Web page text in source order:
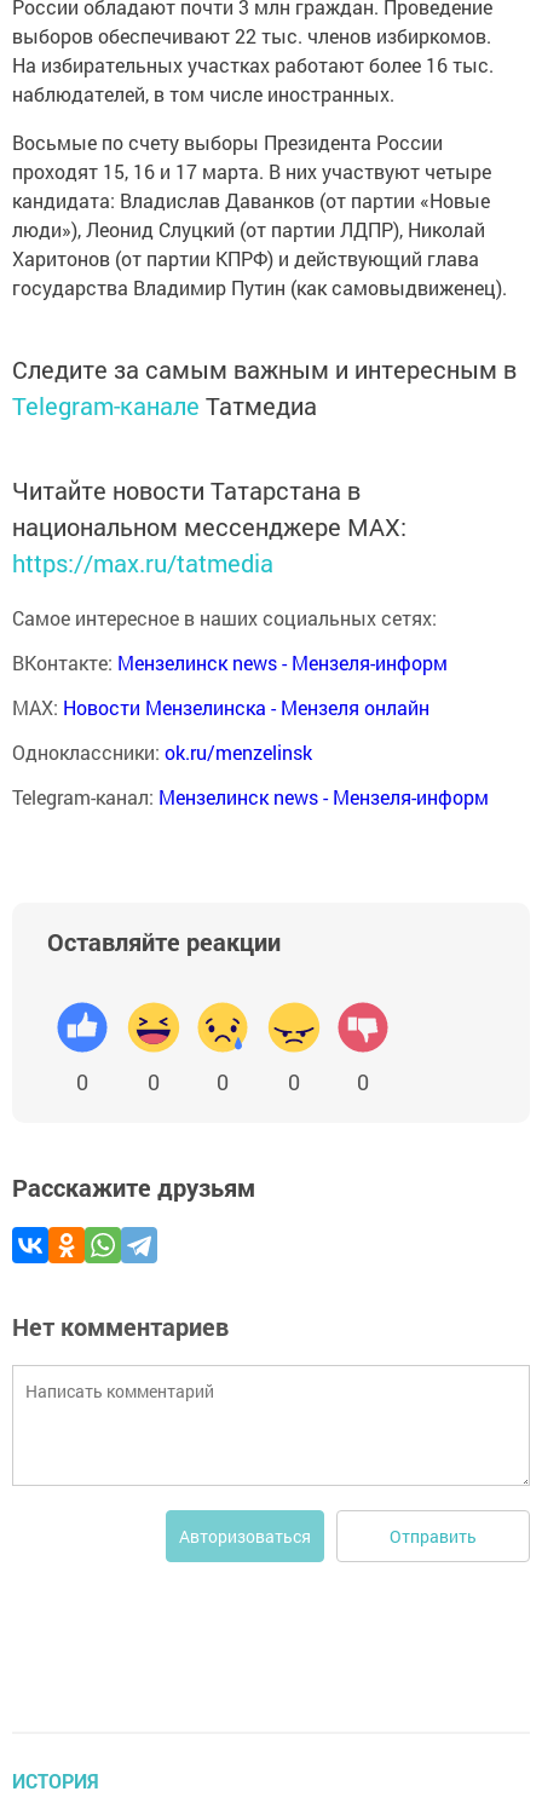
России обладают почти 3 млн граждан. Проведение
выборов обеспечивают 22 тыс. членов избиркомов.
На избирательных участках работают более 16 тыс.
наблюдателей, в том числе иностранных.
Восьмые по счету выборы Президента России
проходят 15, 16 и 17 марта. В них участвуют четыре
кандидата: Владислав Даванков (от партии «Новые
люди»), Леонид Слуцкий (от партии ЛДПР), Николай
Харитонов (от партии КПРФ) и действующий глава
государства Владимир Путин (как самовыдвиженец).
Следите за самым важным и интересным в
Telegram-канале Татмедиа
Читайте новости Татарстана в
национальном мессенджере MАХ:
https://max.ru/tatmedia
Самое интересное в наших социальных сетях:
ВКонтакте: Мензелинск news - Мензеля-информ
MAX: Новости Мензелинска - Мензеля онлайн
Одноклассники: ok.ru/menzelinsk
Telegram-канал: Мензелинск news - Мензеля-информ
Оставляйте реакции
0 0 0 0 0
Расскажите друзьям
Нет комментариев
Авторизоваться Отправить
ИСТОРИЯ